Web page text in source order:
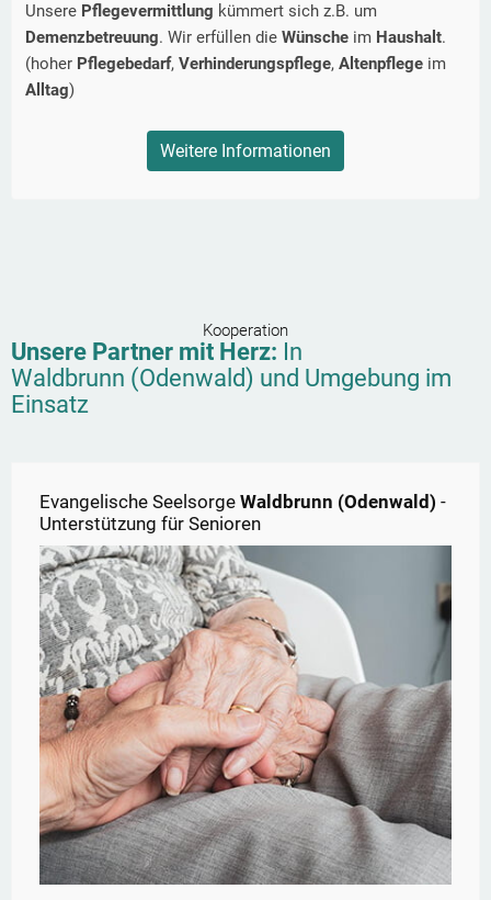
Unsere Pflegevermittlung kümmert sich z.B. um
Demenzbetreuung. Wir erfüllen die Wünsche im Haushalt.
(hoher Pflegebedarf, Verhinderungspflege, Altenpflege im
Alltag)
Weitere Informationen
Kooperation
Unsere Partner mit Herz: In
Waldbrunn (Odenwald) und Umgebung im
Einsatz
Evangelische Seelsorge Waldbrunn (Odenwald) -
Unterstützung für Senioren